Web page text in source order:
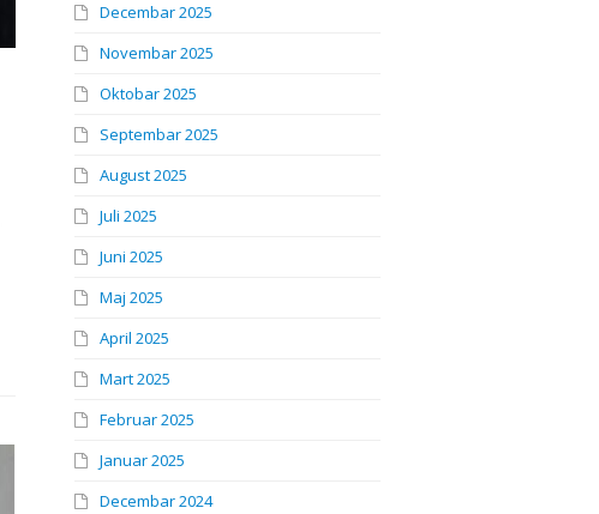
Decembar 2025
Novembar 2025
Oktobar 2025
Septembar 2025
August 2025
Juli 2025
Juni 2025
Maj 2025
April 2025
Mart 2025
Februar 2025
Januar 2025
Decembar 2024